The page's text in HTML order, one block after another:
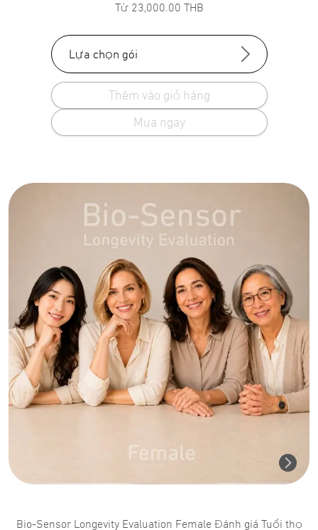
Từ 23,000.00 THB
Lựa chọn gói
Thêm vào giỏ hàng
Mua ngay
Bio-Sensor Longevity Evaluation Female Đánh giá Tuổi thọ